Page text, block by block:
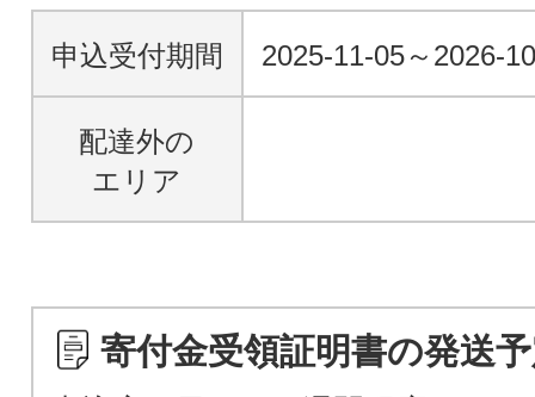
申込受付期間 2025-11-05～2026-
配達外の
エリア
寄付金受領証明書の発送